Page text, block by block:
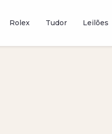
Rolex Tudor Leilões